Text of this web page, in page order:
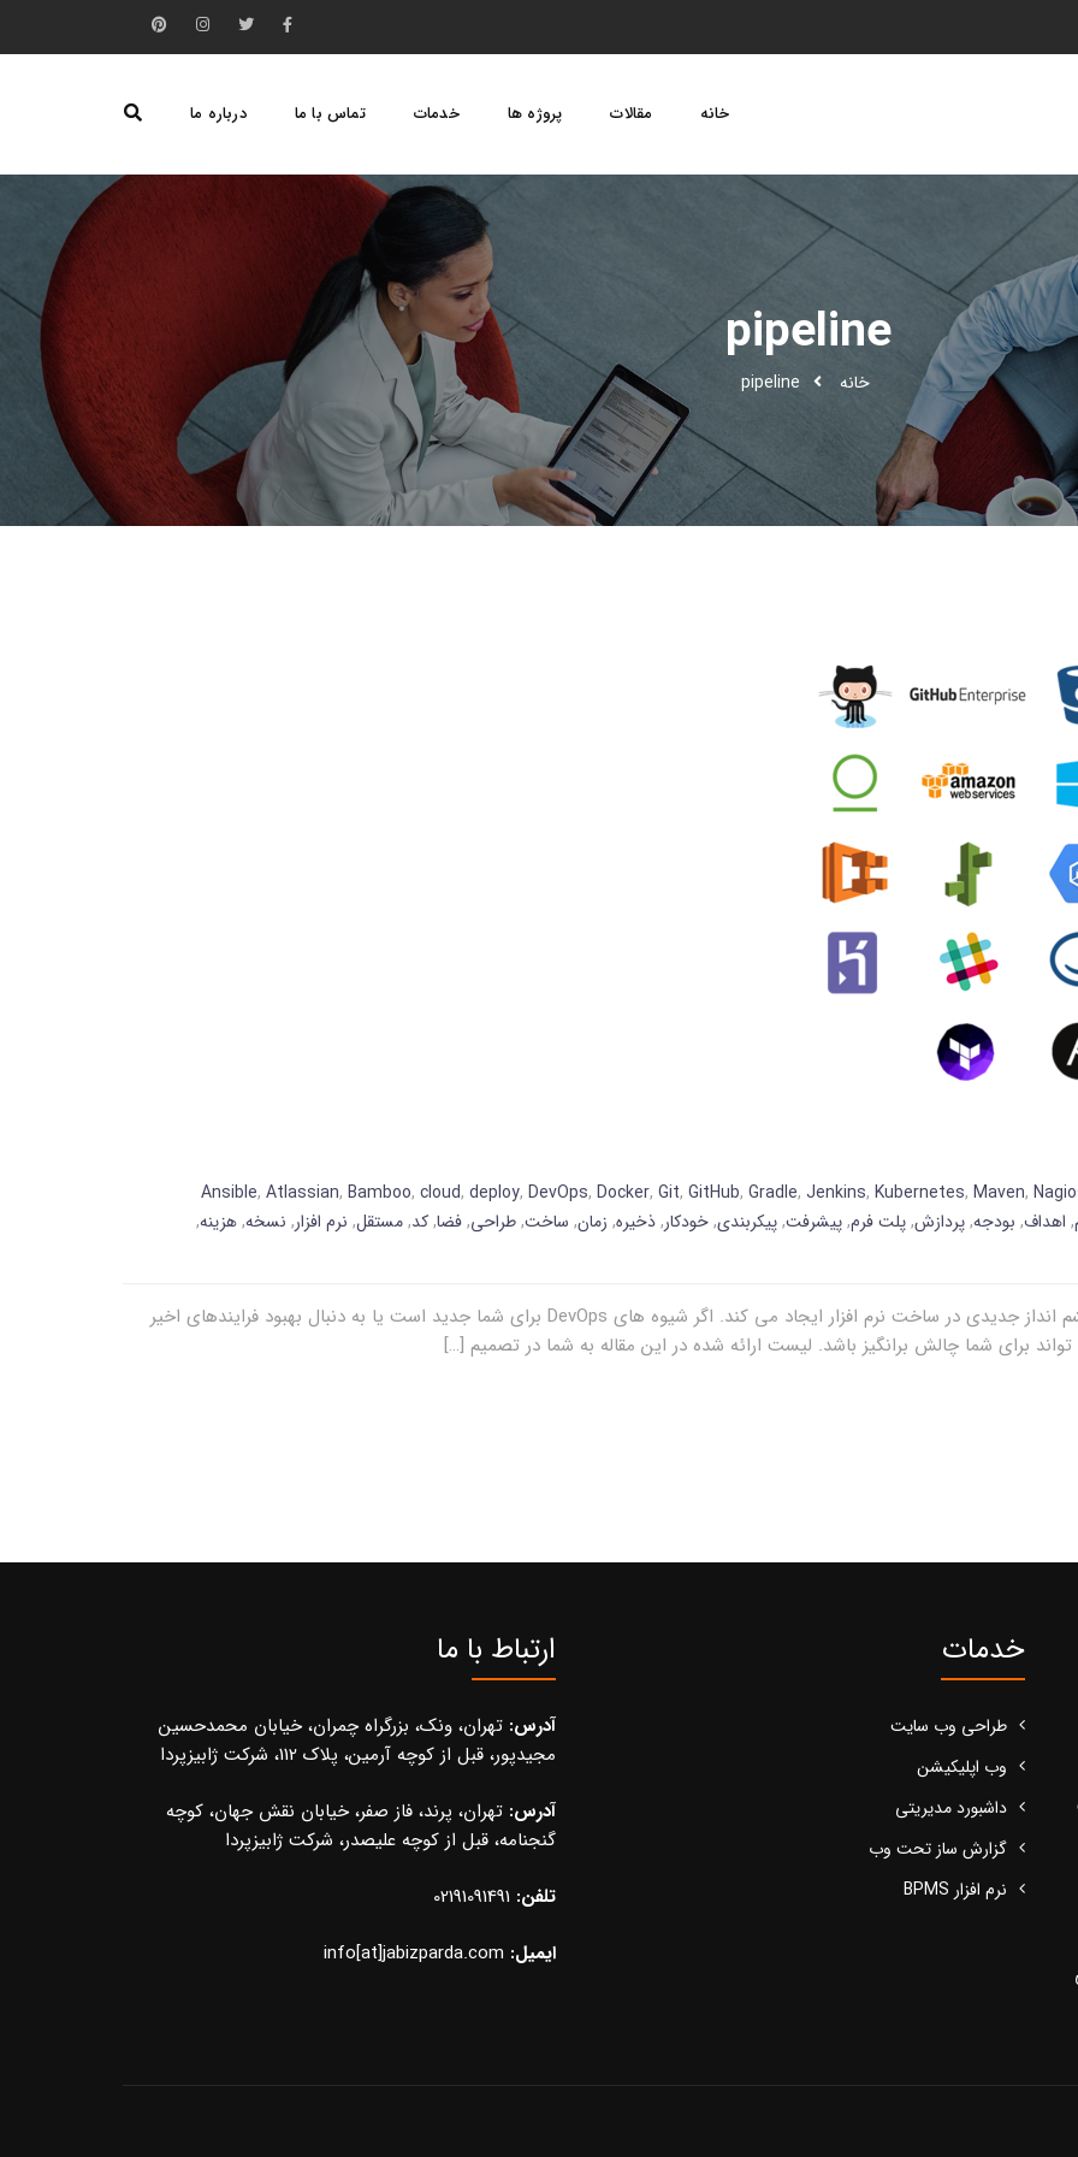
خانه مقالات پروژه ها خدمات تماس با ما درباره ما
pipeline
خانه pipeline
Ansible, Atlassian, Bamboo, cloud, deploy, DevOps, Docker, Git, GitHub, Gradle, Jenkins, Kubernetes, Maven,
, اهداف, بودجه,پردازش,پلت فرم,پیشرفت,پیکربندی,خودکار,ذخیره, زمان, ساخت,طراحی,فضا,کد,مستقل, نرم افزار, نسخه,هزینه,
یکپارچه سازی و ادغام Development و Operation ها چشم انداز جدیدی در ساخت نرم افزار ایجاد می کند. اگر شیوه های DevOps برای شما جدید است یا به دنبال بهبود فرایندهای اخیر
برای شما چالش برانگیز باشد. لیست ارائه شده در این مقاله به شما در تصمیم […]
خدمات
طراحی وب سایت
وب اپلیکیشن
داشبورد مدیریتی
گزارش ساز تحت وب
نرم افزار BPMS
ارتباط با ما
آدرس: تهران، ونک، بزرگراه چمران، خیابان محمدحسین
مجیدپور، قبل از کوچه آرمین، پلاک 112، شرکت ژابیزپردا
آدرس: تهران، پرند، فاز صفر، خیابان نقش جهان، کوچه
گنجنامه، قبل از کوچه علیصدر، شرکت ژابیزپردا
تلفن: 02191091491
ایمیل: info[at]jabizparda.com